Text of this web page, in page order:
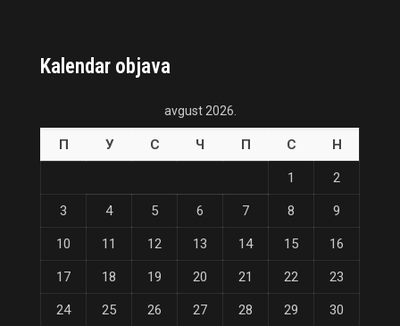
Kalendar objava
avgust 2026.
П У С Ч П С Н
1 2
3 4 5 6 7 8 9
10 11 12 13 14 15 16
17 18 19 20 21 22 23
24 25 26 27 28 29 30